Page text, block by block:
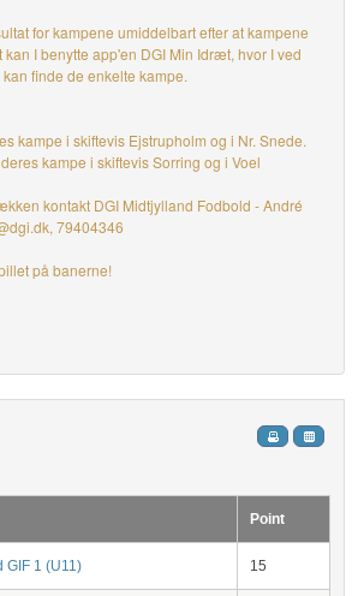
for kampene umiddelbart efter at kampene
I benytte app'en DGI Min Idræt, hvor I ved
finde de enkelte kampe.
kampe i skiftevis Ejstrupholm og i Nr. Snede.
kampe i skiftevis Sorring og i Voel
kontakt DGI Midtjylland Fodbold - André
79404346
på banerne!
Point
GIF 1 (U11) 15